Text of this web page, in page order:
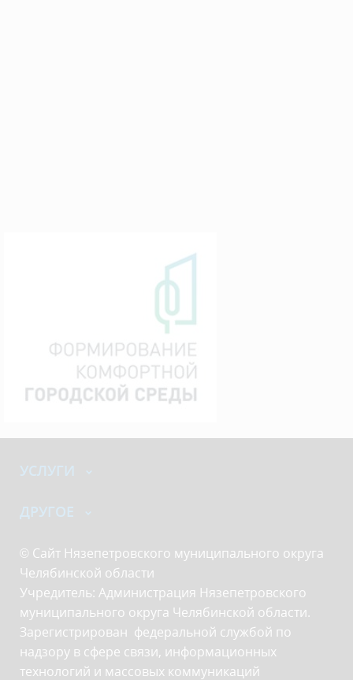
УСЛУГИ
ДРУГОЕ
© Сайт Нязепетровского муниципального округа
Челябинской области
Учредитель: Администрация Нязепетровского
муниципального округа Челябинской области.
Зарегистрирован федеральной службой по
надзору в сфере связи, информационных
технологий и массовых коммуникаций